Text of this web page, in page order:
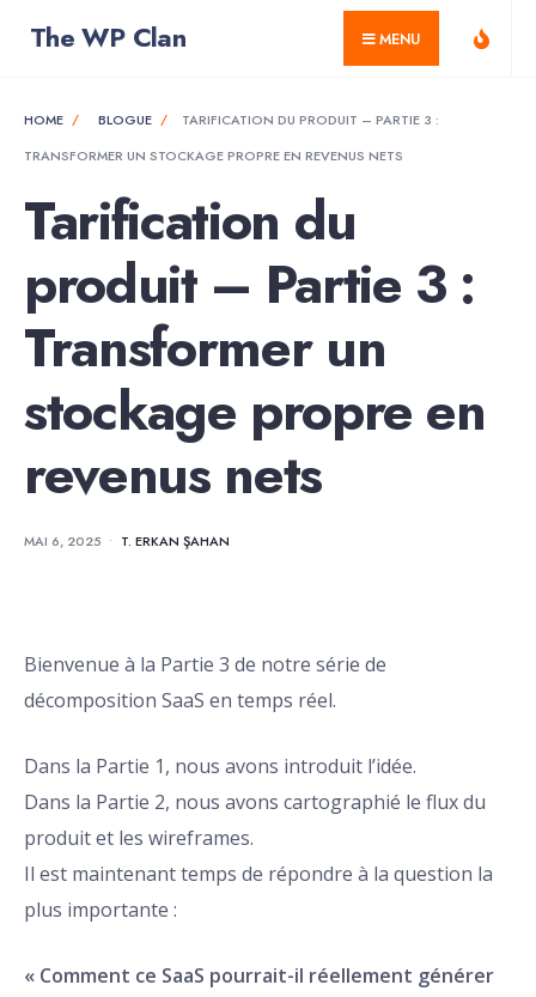
The WP Clan MENU
HOME BLOGUE
TARIFICATION DU PRODUIT – PARTIE 3 :
TRANSFORMER UN STOCKAGE PROPRE EN REVENUS NETS
Tarification du
produit – Partie 3 :
Transformer un
stockage propre en
revenus nets
MAI 6, 2025 • T. ERKAN ŞAHAN
Bienvenue à la Partie 3 de notre série de
décomposition SaaS en temps réel.
Dans la Partie 1, nous avons introduit l’idée.
Dans la Partie 2, nous avons cartographié le flux du
produit et les wireframes.
Il est maintenant temps de répondre à la question la
plus importante :
« Comment ce SaaS pourrait-il réellement générer